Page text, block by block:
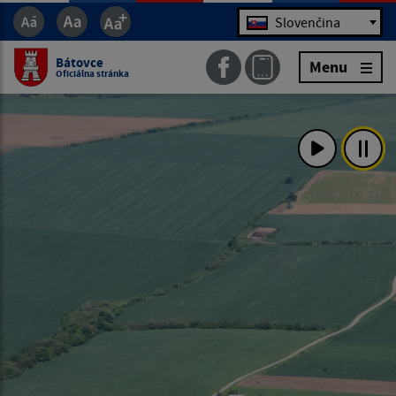
Jazyk Slovenčina
Bátovce
Oficiálna stránka Menu